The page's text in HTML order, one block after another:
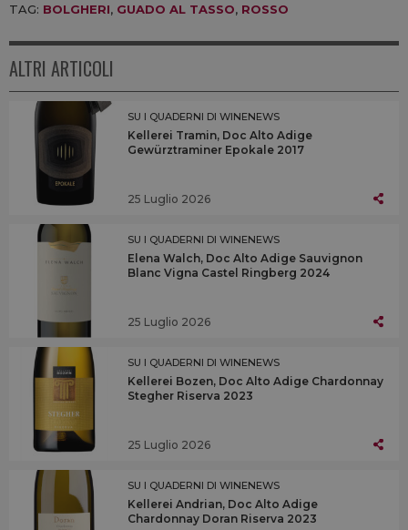
TAG: BOLGHERI, GUADO AL TASSO, ROSSO
ALTRI ARTICOLI
SU I QUADERNI DI WINENEWS
Kellerei Tramin, Doc Alto Adige
Gewürztraminer Epokale 2017
25 Luglio 2026
SU I QUADERNI DI WINENEWS
Elena Walch, Doc Alto Adige Sauvignon
Blanc Vigna Castel Ringberg 2024
25 Luglio 2026
SU I QUADERNI DI WINENEWS
Kellerei Bozen, Doc Alto Adige Chardonnay
Stegher Riserva 2023
25 Luglio 2026
SU I QUADERNI DI WINENEWS
Kellerei Andrian, Doc Alto Adige
Chardonnay Doran Riserva 2023